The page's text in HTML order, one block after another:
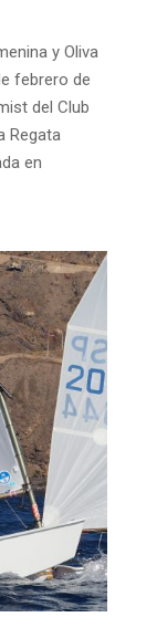
y Oliva
febrero de
del Club
Regata
en